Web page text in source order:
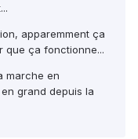
apparemment ça
que ça fonctionne...
marche en
grand depuis la